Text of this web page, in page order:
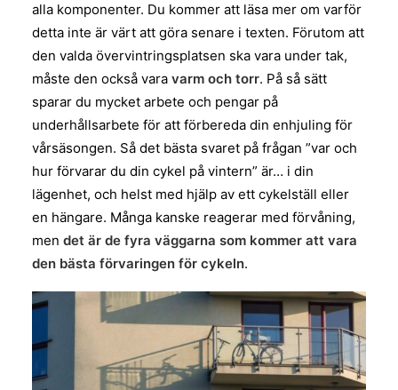
alla komponenter. Du kommer att läsa mer om varför
detta inte är värt att göra senare i texten. Förutom att
den valda övervintringsplatsen ska vara under tak,
måste den också vara varm och torr. På så sätt
sparar du mycket arbete och pengar på
underhållsarbete för att förbereda din enhjuling för
vårsäsongen. Så det bästa svaret på frågan ”var och
hur förvarar du din cykel på vintern” är… i din
lägenhet, och helst med hjälp av ett cykelställ eller
en hängare. Många kanske reagerar med förvåning,
men det är de fyra väggarna som kommer att vara
den bästa förvaringen för cykeln.